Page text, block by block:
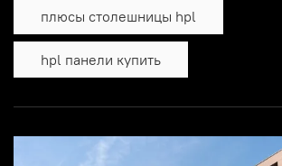
плюсы столешницы hpl
hpl панели купить